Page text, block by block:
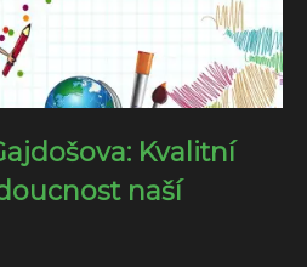
Kvalitní
naší